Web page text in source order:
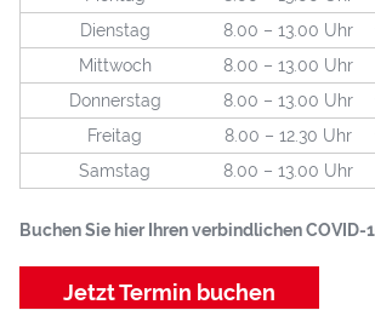
Dienstag
8.00 – 13.00 Uhr
Mittwoch
8.00 – 13.00 Uhr
Donnerstag
8.00 – 13.00 Uhr
Freitag
8.00 – 12.30 Uhr
Samstag
8.00 – 13.00 Uhr
Buchen Sie hier Ihren verbindlichen COVID-
Jetzt Termin buchen